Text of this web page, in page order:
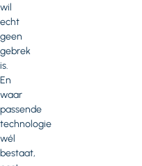
wil
echt
geen
gebrek
is.
En
waar
passende
technologie
wél
bestaat,